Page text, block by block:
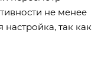
не менее
так как